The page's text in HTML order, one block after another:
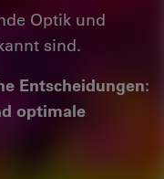
Optik und
sind.
Entscheidungen:
optimale